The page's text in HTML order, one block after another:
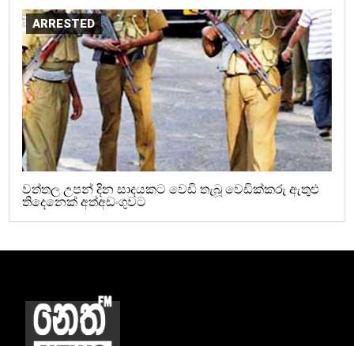
ARRESTED
වත්තල උපන් දින සාදයකට වෙඩි තැබූ වෙඩික්කරු ඇතුළු
තිදෙනෙක් අත්අඩංගුවට